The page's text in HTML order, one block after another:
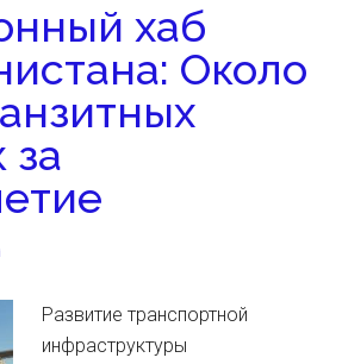
хаб
Около
за
Развитие транспортной
инфраструктуры